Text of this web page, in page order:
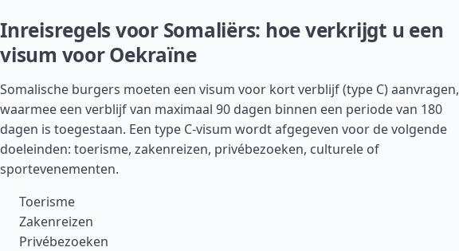
Inreisregels voor Somaliërs: hoe verkrijgt u een
visum voor Oekraïne
Somalische burgers moeten een visum voor kort verblijf (type C) aanvragen,
waarmee een verblijf van maximaal 90 dagen binnen een periode van 180
dagen is toegestaan. Een type C-visum wordt afgegeven voor de volgende
doeleinden: toerisme, zakenreizen, privébezoeken, culturele of
sportevenementen.
Toerisme
Zakenreizen
Privébezoeken